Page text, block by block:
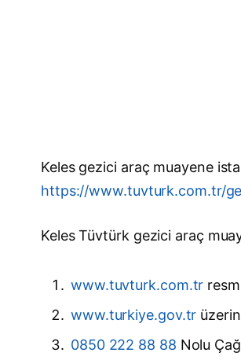
Keles gezici araç muayene
https://www.tuvturk.com.tr/
Keles Tüvtürk gezici araç
www.tuvturk.com.tr
www.turkiye.gov.tr
0850 222 88 88 Nolu